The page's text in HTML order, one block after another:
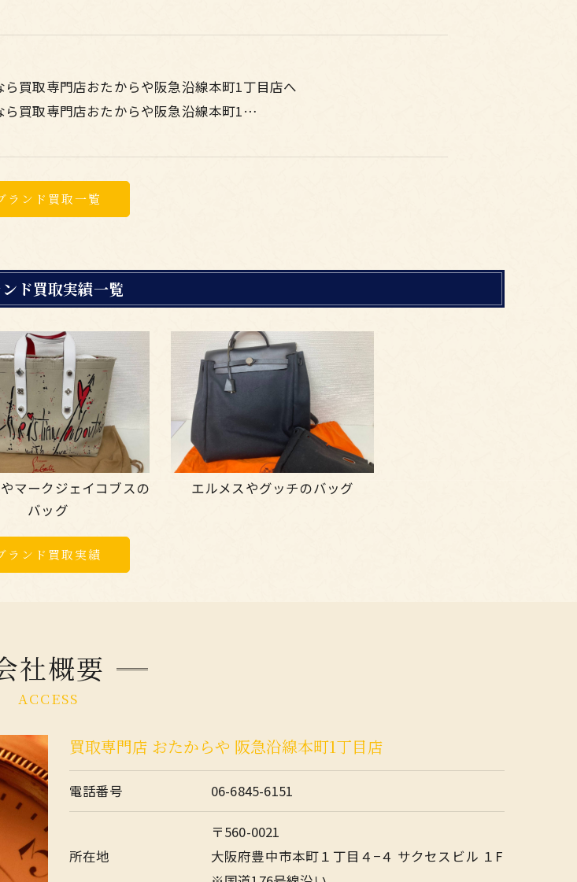
買取専門店おたからや阪急沿線本町1丁目店へ
ら買取専門店おたからや阪急沿線本町1…
ランド買取一覧
ド買取実績一覧
マークジェイコブスの
バッグ
エルメスやグッチのバッグ
ランド買取実績
社概要
ACCESS
買取専門店 おたからや 阪急沿線本町1丁目店
電話番号 06-6845-6151
所在地
〒560-0021
大阪府豊中市本町１丁目４−４ サクセスビル １F